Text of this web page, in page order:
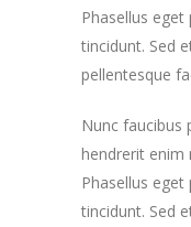
Phasellus
tincidunt. Sed
pellentesque
Nunc faucibus
hendrerit enim
Phasellus
tincidunt. Sed